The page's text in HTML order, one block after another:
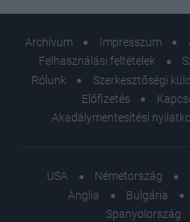
Archívum Impresszum
Felhasználási feltételek
Rólunk
Szerkesztőségi
Előfizetés
Akadálymentesítési
USA Németország
Anglia
Bulgária
Spanyolország